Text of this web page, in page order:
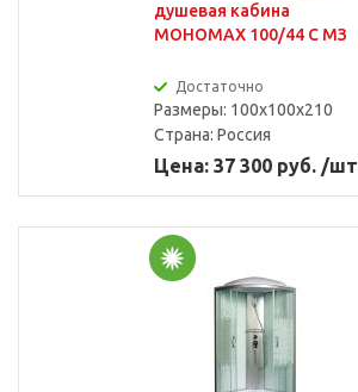
душевая кабина
МОНОМАХ 100/44 С МЗ
Достаточно
Размеры: 100x100x210
Страна: Россия
Цена: 37 300 руб. /шт